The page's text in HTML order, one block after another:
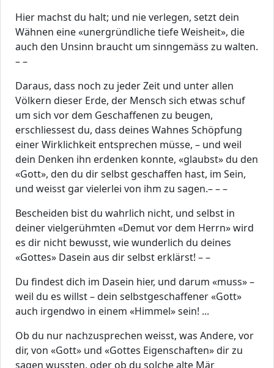
Hier machst du halt; und nie verlegen, setzt dein
Wähnen eine «unergründliche tiefe Weisheit», die
auch den Unsinn braucht um sinngemäss zu walten.
– –
Daraus, dass noch zu jeder Zeit und unter allen
Völkern dieser Erde, der Mensch sich etwas schuf
um sich vor dem Geschaffenen zu beugen,
erschliessest du, dass deines Wahnes Schöpfung
einer Wirklichkeit entsprechen müsse, – und weil
dein Denken ihn erdenken konnte, «glaubst» du den
«Gott», den du dir selbst geschaffen hast, im Sein,
und weisst gar vielerlei von ihm zu sagen.– – –
Bescheiden bist du wahrlich nicht, und selbst in
deiner vielgerühmten «Demut vor dem Herrn» wird
es dir nicht bewusst, wie wunderlich du deines
«Gottes» Dasein aus dir selbst erklärst! – –
Du findest dich im Dasein hier, und darum «muss» –
weil du es willst – dein selbstgeschaffener «Gott»
auch irgendwo in einem «Himmel» sein! ...
Ob du nur nachzusprechen weisst, was Andere, vor
dir, von «Gott» und «Gottes Eigenschaften» dir zu
sagen wussten, oder ob du solche alte Mär